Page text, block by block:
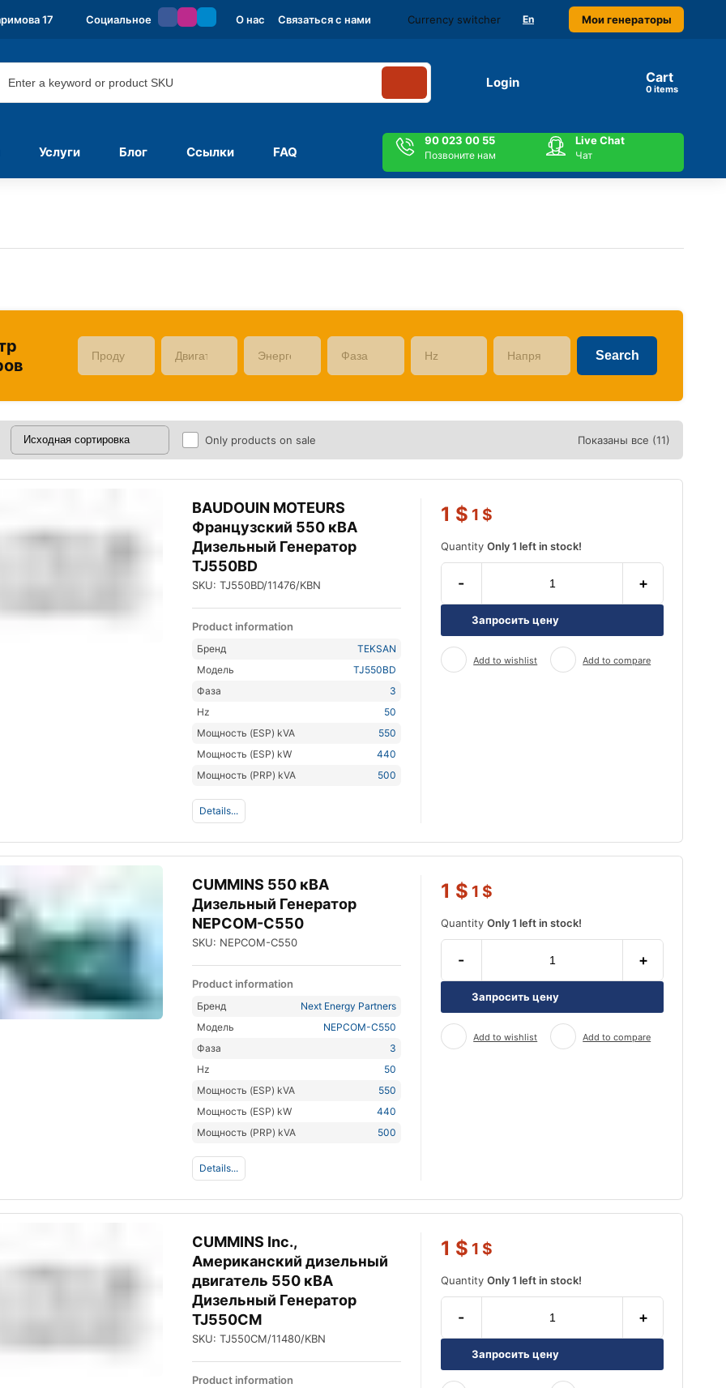
17 Социальное О нас Связаться с нами Currency switcher En Мои генераторы
Login Cart
items
Услуги Блог Ссылки FAQ
90 023 00 55
Позвоните нам
Live Chat
Чат
Only products on sale Показаны все (11)
BAUDOUIN MOTEURS
Французский 550 кВА
Дизельный Генератор
TJ550BD
SKU: TJ550BD/11476/KBN
Product information
Бренд
TEKSAN
Модель
TJ550BD
Фаза
3
Hz
50
Мощность (ESP) kVA
550
Мощность (ESP) kW
440
Мощность (PRP) kVA
500
Details...
1 $ 1 $
QuantityOnly 1 left in stock!
- +
Запросить цену
Add to wishlist Add to compare
CUMMINS 550 кВА
Дизельный Генератор
NEPCOM-C550
SKU: NEPCOM-C550
Product information
Бренд
Next Energy Partners
Модель
NEPCOM-C550
Фаза
3
Hz
50
Мощность (ESP) kVA
550
Мощность (ESP) kW
440
Мощность (PRP) kVA
500
Details...
1 $ 1 $
QuantityOnly 1 left in stock!
- +
Запросить цену
Add to wishlist Add to compare
CUMMINS Inc.,
Американский дизельный
двигатель 550 кВА
Дизельный Генератор
TJ550CM
SKU: TJ550CM/11480/KBN
Product information
1 $ 1 $
QuantityOnly 1 left in stock!
- +
Запросить цену